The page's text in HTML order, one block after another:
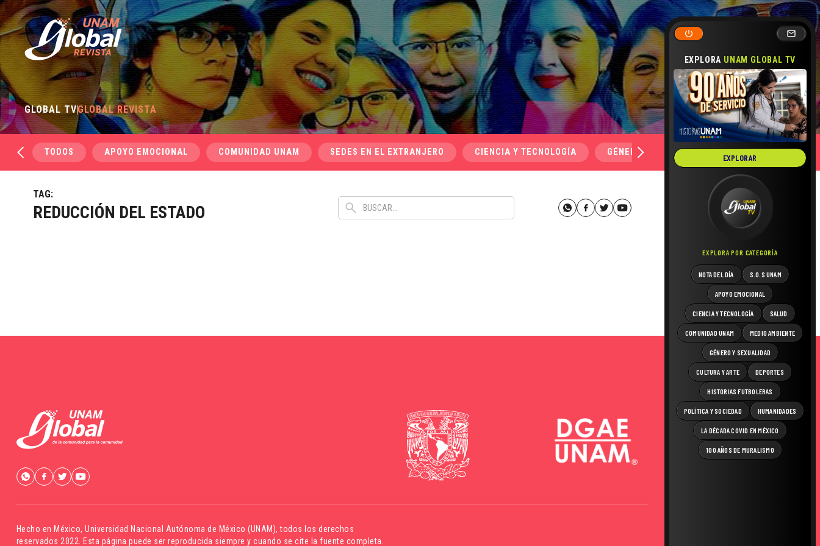
EXPLORA UNAM GLOBAL TV
EXPLORAR
EXPLORA POR CATEGORÍA
NOTA DEL DÍA S.O.S UNAM
APOYO EMOCIONAL
CIENCIA Y TECNOLOGÍA SALUD
COMUNIDAD UNAM MEDIO AMBIENTE
GÉNERO Y SEXUALIDAD
CULTURA Y ARTE DEPORTES
HISTORIAS FUTBOLERAS
POLÍTICA Y SOCIEDAD HUMANIDADES
LA DÉCADA COVID EN MÉXICO
100 AÑOS DE MURALISMO
GLOBAL TVGLOBAL REVISTA
TODOS APOYO EMOCIONAL COMUNIDAD UNAM SEDES EN EL EXTRANJERO CIENCIA Y TECNOLOGÍA GÉNERO Y SEXUALIDAD SALUD
TAG:
REDUCCIÓN DEL ESTADO
Hecho en México,Universidad Nacional Autónoma de México (UNAM), todos los derechos
reservados 2022. Esta página puede ser reproducida siempre y cuando se cite la fuente completa.